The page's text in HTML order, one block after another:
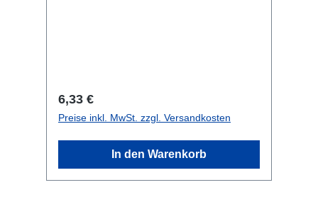
Regulärer Preis:
6,33 €
Preise inkl. MwSt. zzgl. Versandkosten
In den Warenkorb